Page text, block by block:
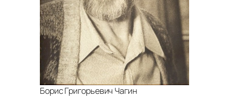
Борис Григорьевич Чагин